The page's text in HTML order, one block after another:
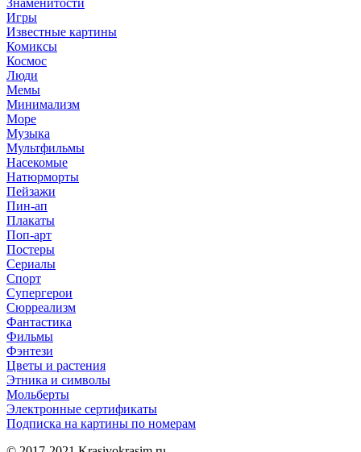
Игры
Известные картины
Комиксы
Космос
Люди
Мемы
Минимализм
Море
Музыка
Мультфильмы
Насекомые
Натюрморты
Пейзажи
Пин-ап
Плакаты
Поп-арт
Постеры
Сериалы
Спорт
Супергерои
Сюрреализм
Фантастика
Фильмы
Фэнтези
Цветы и растения
Этника и символы
Мольберты
Электронные сертификаты
Подписка на картины по номерам